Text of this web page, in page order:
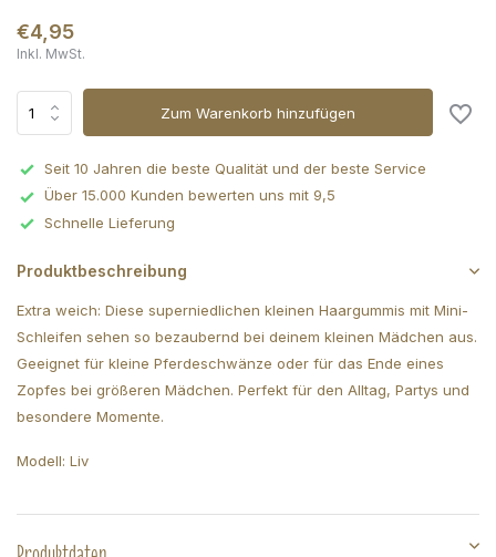
€4,95
Inkl. MwSt.
Zum Warenkorb hinzufügen
Seit 10 Jahren die beste Qualität und der beste Service
Über 15.000 Kunden bewerten uns mit 9,5
Schnelle Lieferung
Produktbeschreibung
Extra weich: Diese superniedlichen kleinen Haargummis mit Mini-
Schleifen sehen so bezaubernd bei deinem kleinen Mädchen aus.
Geeignet für kleine Pferdeschwänze oder für das Ende eines
Zopfes bei größeren Mädchen. Perfekt für den Alltag, Partys und
besondere Momente.
Modell: Liv